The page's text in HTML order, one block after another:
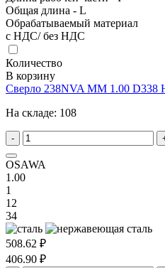
Общая длина - L
Обрабатываемый материал
с НДС/ без НДС
Количество
В корзину
Сверло 238NVA MM 1.00 D338
На складе: 108
-
OSAWA
1.00
1
12
34
508.62 ₽
406.90 ₽